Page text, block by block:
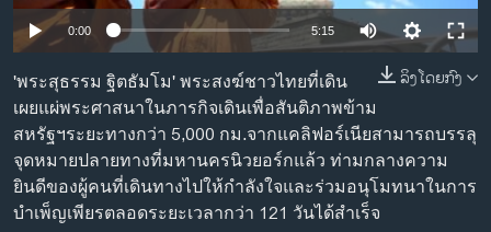
ທຸລະກິດ
ວີດີໂອ
ສຽງ
ລາຍການກະຈາຍສຽງ
ລາຍງານ
ຕິດຕາມພວກເຮົາ ທີ່
0:00 5:15
ລິງໂດຍກົງ
'พระสุธรรม ฐิตธัมโม' พระสงฆ์ชาวไทยที่เดิน
เผยแผ่พระศาสนาในภารกิจเดินเพื่อสันติภาพข้าม
สหรัฐฯระยะทางกว่า 5,000 กม.จากแคลิฟอร์เนียสามารถบรรลุ
จุดหมายปลายทางที่มหานครนิวยอร์กแล้ว ท่ามกลางความ
ยินดีของผู้คนที่เดินทางไปให้กำลังใจและร่วมอนุโมทนาในการ
บำเพ็ญเพียรตลอดระยะเวลากว่า 121 วันได้สำเร็จ